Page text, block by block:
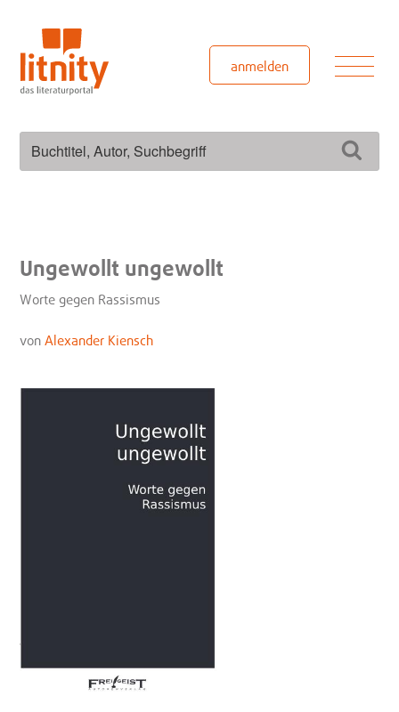
springen
anmelden
Ungewollt ungewollt
Worte gegen Rassismus
vonAlexander Kiensch